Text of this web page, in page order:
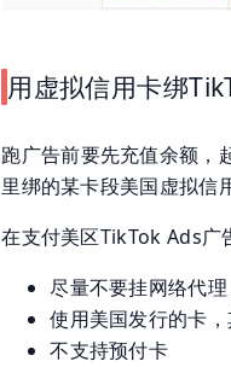
用虚拟信用卡绑
跑广告前要先充值余额
里绑的某卡段美国虚拟信
在支付美区TikTok Ads广
尽量不要挂网络代
使用美国发行的卡
不支持预付卡